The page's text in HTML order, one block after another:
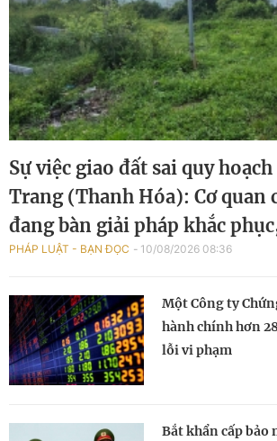
Sự việc giao đất sai quy
Trang (Thanh Hóa): Cơ quan
đang bàn giải pháp khắc
PHÁP LUẬT - BẠN ĐỌC 10/08/2026 08:36
Một Công ty
hành chính hơn
lỗi vi phạm
Bắt khẩn cấp bảo